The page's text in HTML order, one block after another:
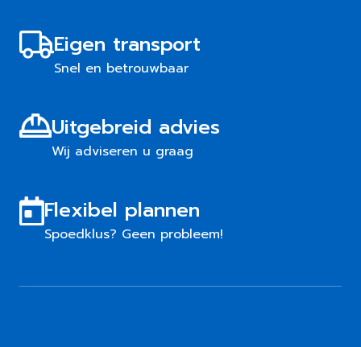
Eigen transport
Snel en betrouwbaar
Uitgebreid advies
Wij adviseren u graag
Flexibel plannen
Spoedklus? Geen probleem!